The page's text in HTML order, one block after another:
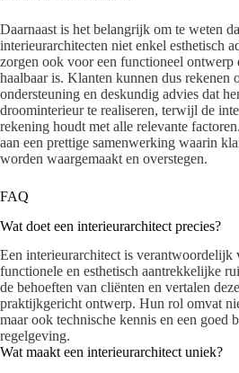
Daarnaast is het belangrijk om te weten
interieurarchitecten niet enkel esthetisch
zorgen ook voor een functioneel ontwerp
haalbaar is. Klanten kunnen dus rekenen
ondersteuning en deskundig advies dat
droominterieur te realiseren, terwijl de
rekening houdt met alle relevante
aan een prettige samenwerking waarin
worden waargemaakt en overstegen.
FAQ
Wat doet een interieurarchitect precies?
Een interieurarchitect is verantwoordelijk
functionele en esthetisch aantrekkelijke
de behoeften van cliënten en vertalen
praktijkgericht ontwerp. Hun rol omvat
maar ook technische kennis en een goed
regelgeving.
Wat maakt een interieurarchitect uniek?